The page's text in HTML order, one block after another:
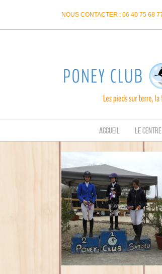
NOUS CONTACTER : 06 40 75 68
ACCUEIL LE CENTRE